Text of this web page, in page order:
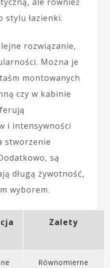
stylu łazienki.
rozwiązanie,
Można je
montowanych
czy w kabinie
i intensywności
stworzenie
są
długą żywotność,
wyborem.
Zalety
Równomierne